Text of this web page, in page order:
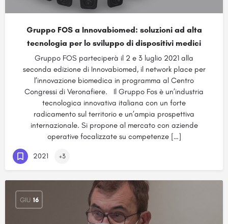
Gruppo FOS a Innovabiomed: soluzioni ad alta
tecnologia per lo sviluppo di dispositivi medici
Gruppo FOS parteciperà il 2 e 3 luglio 2021 alla
seconda edizione di Innovabiomed, il network place per
l’innovazione biomedica in programma al Centro
Congressi di Veronafiere. Il Gruppo Fos è un’industria
tecnologica innovativa italiana con un forte
radicamento sul territorio e un’ampia prospettiva
internazionale. Si propone al mercato con aziende
operative focalizzate su competenze […]
2021 +3
GIU 16